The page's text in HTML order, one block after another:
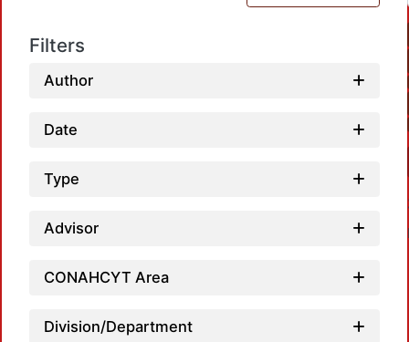
Filters
Author
Date
Type
Advisor
CONAHCYT Area
Division/Department